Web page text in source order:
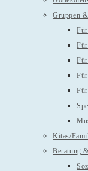
Gruppen
Kitas/
Beratung